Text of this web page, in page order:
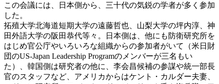
この会議には、日本側から、三十代の気鋭の学者が多く参加
した。
拓殖大学北海道短期大学の遠藤哲也、山梨大学の坪内淳、神
田外語大学の阪田恭代等々。日本側は、他にも防衛研究所を
はじめ官公庁やいろいろな組織からの参加者がいて（米日財
団のUS-Japan Leadership Programのメンバーが三名もい
た）、韓国側は研究者の他に、李会昌候補の参謀や統一部長
官のスタッフなど、アメリカからはケント・カルダー夫妻、